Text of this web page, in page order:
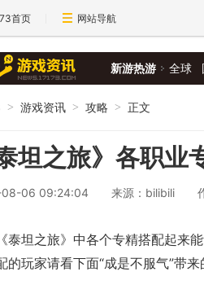
首页 网站导航
新游热游 全球
> 游戏资讯 > 攻略 > 正文
泰坦之旅》各职业
06 09:24:04 来源：bilibili
《泰坦之旅》中各个专精搭配起来
的玩家请看下面“成是不服气”带